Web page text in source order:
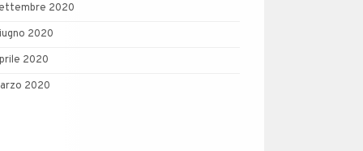
2020
2020
2020
2020